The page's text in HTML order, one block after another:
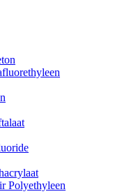
Polyethyleen